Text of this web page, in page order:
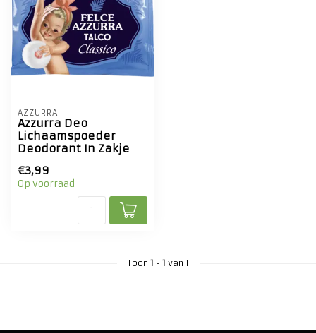
AZZURRA
Azzurra Deo
Lichaamspoeder
Deodorant In Zakje
€3,99
Op voorraad
Toon 1 - 1 van 1